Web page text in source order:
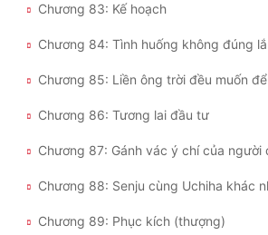
Chương 83: Kế hoạch
Chương 84: Tình huống không đúng
Chương 85: Liền ông trời đều muốn
Chương 86: Tương lai đầu tư
Chương 87: Gánh vác ý chí của người
Chương 88: Senju cùng Uchiha khác
Chương 89: Phục kích (thượng)